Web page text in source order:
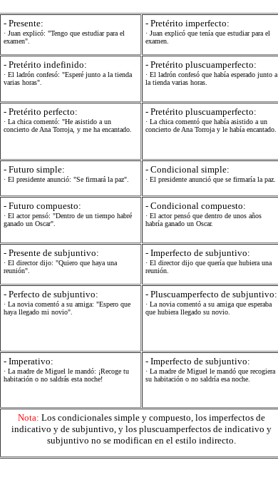
- Presente:
· Juan explicó: "Tengo que estudiar para el
examen".
- Pretérito imperfecto:
· Juan explicó que tenía que estudiar para el
examen.
- Pretérito indefinido:
· El ladrón confesó: "Esperé junto a la tienda
varias horas".
- Pretérito pluscuamperfecto:
· El ladrón confesó que había esperado junto a
la tienda varias horas.
- Pretérito perfecto:
· La chica comentó: "He asistido a un
concierto de Ana Torroja, y me ha encantado.
- Pretérito pluscuamperfecto:
· La chica comentó que había asistido a un
concierto de Ana Torroja y le había encantado.
- Futuro simple:
· El presidente anunció: "Se firmará la paz".
- Condicional simple:
· El presidente anunció que se firmaría la paz.
- Futuro compuesto:
· El actor pensó: "Dentro de un tiempo habré
ganado un Oscar".
- Condicional compuesto:
· El actor pensó que dentro de unos años
habría ganado un Oscar.
- Presente de subjuntivo:
· El director dijo: "Quiero que haya una
reunión".
- Imperfecto de subjuntivo:
· El director dijo que quería que hubiera una
reunión.
- Perfecto de subjuntivo:
· La novia comentó a su amiga: "Espero que
haya llegado mi novio".
- Pluscuamperfecto de subjuntivo:
· La novia comentó a su amiga que esperaba
que hubiera llegado su novio.
- Imperativo:
· La madre de Miguel le mandó: ¡Recoge tu
habitación o no saldrás esta noche!
- Imperfecto de subjuntivo:
· La madre de Miguel le mandó que recogiera
su habitación o no saldría esa noche.
Nota: Los condicionales simple y compuesto, los imperfectos de
indicativo y de subjuntivo, y los pluscuamperfectos de indicativo y
subjuntivo no se modifican en el estilo indirecto.